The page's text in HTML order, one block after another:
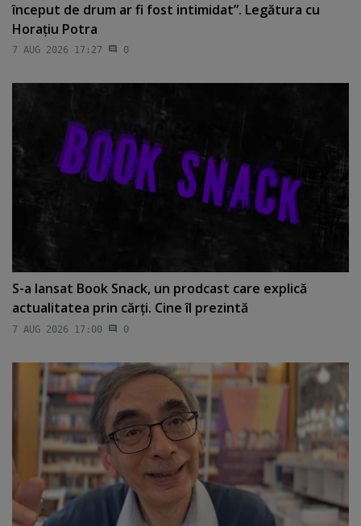
început de drum ar fi fost intimidat”. Legătura cu
Horaţiu Potra
7 AUG 2026 17:27 0
S-a lansat Book Snack, un prodcast care explică
actualitatea prin cărţi. Cine îl prezintă
7 AUG 2026 17:00 0